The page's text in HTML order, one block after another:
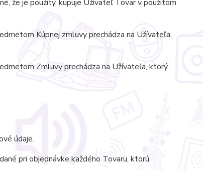
že je použitý, kupuje Užívateľ Tovar v použitom
Kúpnej zmluvy prechádza na Užívateľa,
Zmluvy prechádza na Užívateľa, ktorý
údaje.
pri objednávke každého Tovaru, ktorú